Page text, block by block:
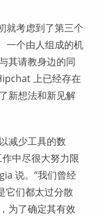
就考虑到了第三个
一个由人组成的机
其请教身边的同
上已经存在
新想法和新见解
减少工具的数
中尽很大努力限
说。“我们曾经
它们都太过分散
为了确定其有效